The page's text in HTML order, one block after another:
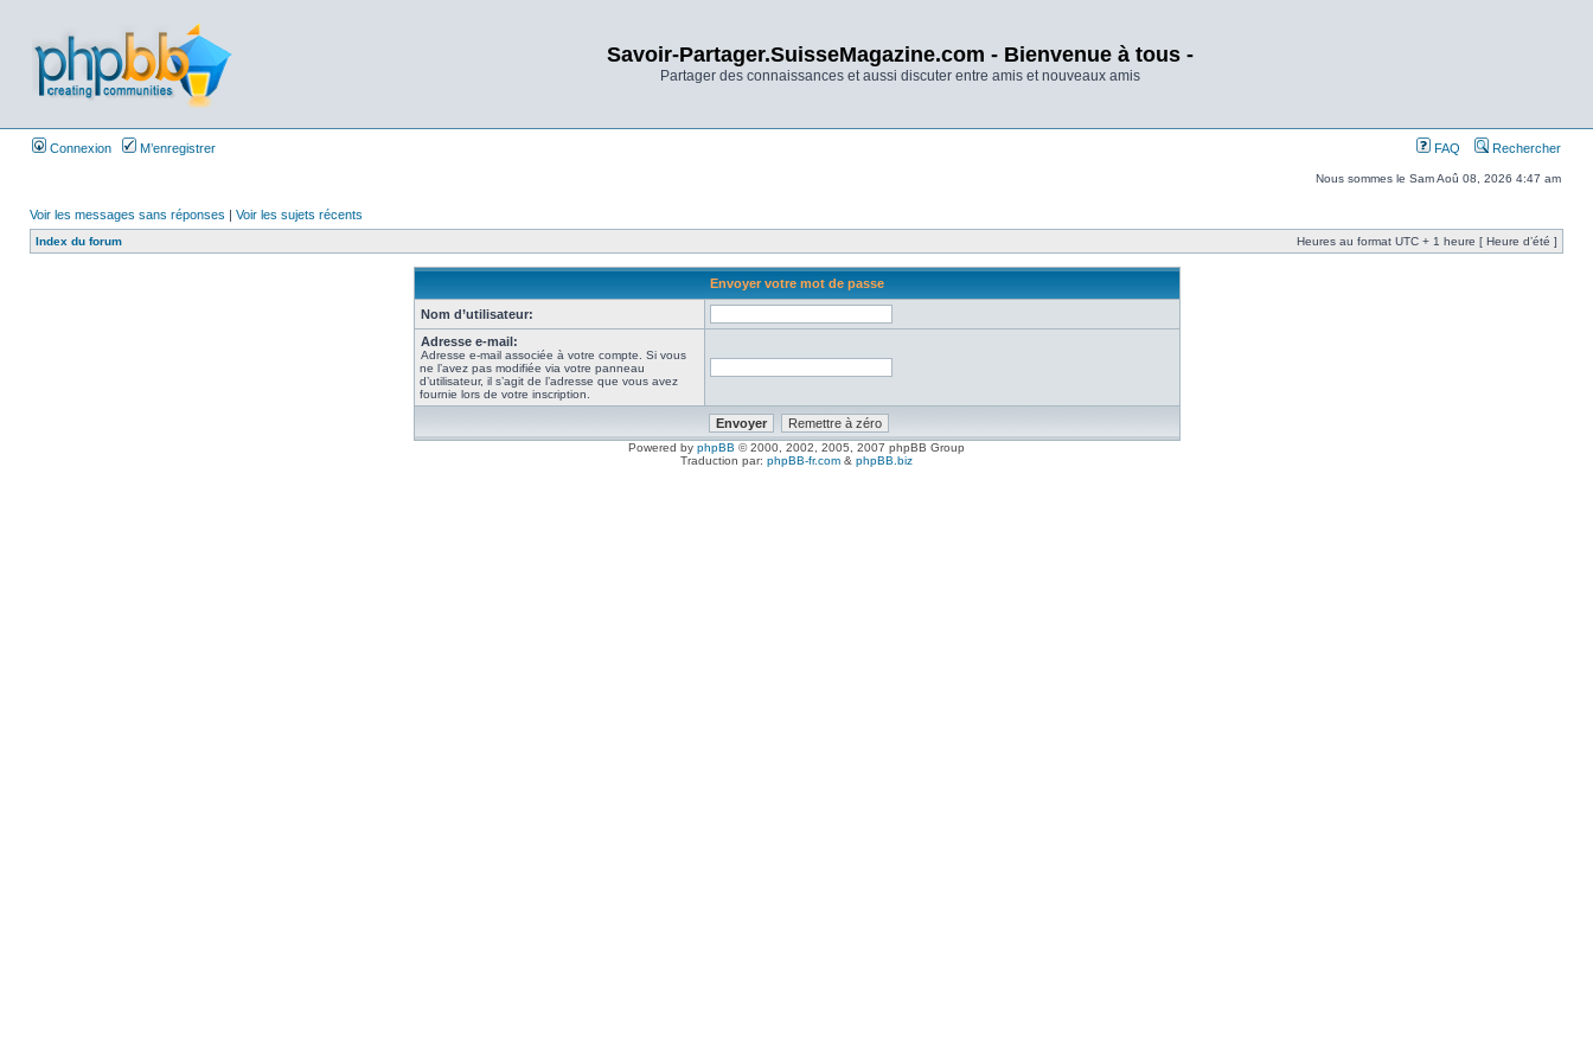
Savoir-Partager.SuisseMagazine.com - Bienvenue à tous -
Partager des connaissances et aussi discuter entre amis et nouveaux amis
Connexion M’enregistrer FAQ Rechercher
Nous sommes le Sam Aoû 08, 2026 4:47 am
Voir les messages sans réponses | Voir les sujets récents
Index du forum Heures au format UTC + 1 heure [ Heure d’été ]
Envoyer votre mot de passe
Nom d’utilisateur:
Adresse e-mail:
Adresse e-mail associée à votre compte. Si vous
ne l’avez pas modifiée via votre panneau
d’utilisateur, il s’agit de l’adresse que vous avez
fournie lors de votre inscription.
Powered by phpBB © 2000, 2002, 2005, 2007 phpBB Group
Traduction par: phpBB-fr.com & phpBB.biz